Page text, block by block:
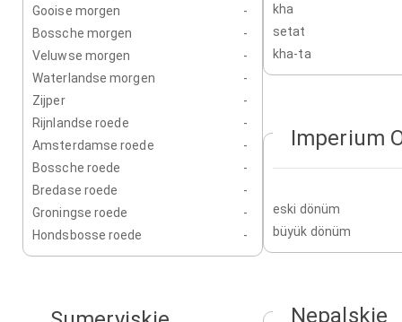
Gooise morgen
-
Bossche morgen
-
Veluwse morgen
-
Waterlandse morgen
-
Zijper
-
Rijnlandse roede
-
Amsterdamse roede
-
Bossche roede
-
Bredase roede
-
Groningse roede
-
Hondsbosse roede
-
kha
setat
kha-ta
Imperium
eski dönüm
büyük dönüm
Nepalskie